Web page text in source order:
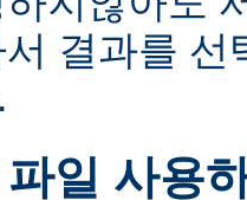
결과를
일 사용